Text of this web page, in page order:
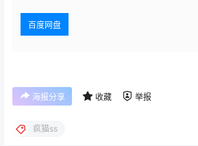
百度网盘
海报分享 收藏 举报
疯猫ss